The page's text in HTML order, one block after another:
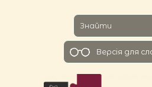
Версiя для